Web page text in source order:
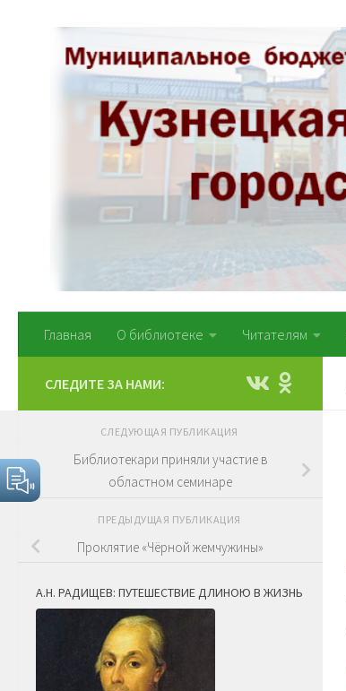
Перейти к содержимому
Главная О библиотеке Читателям
СЛЕДИТЕ ЗА НАМИ:
СЛЕДУЮЩАЯ ПУБЛИКАЦИЯ
Библиотекари приняли участие в
областном семинаре
ПРЕДЫДУЩАЯ ПУБЛИКАЦИЯ
Проклятие «Чёрной жемчужины»
А.Н. РАДИЩЕВ: ПУТЕШЕСТВИЕ ДЛИНОЮ В ЖИЗНЬ